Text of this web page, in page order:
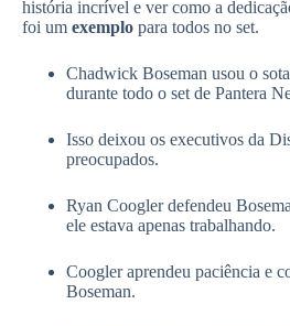
história incrível e ver como a
foi um exemplo para todos no set.
Chadwick Boseman usou o
durante todo o set de Pantera
Isso deixou os executivos da
preocupados.
Ryan Coogler defendeu
ele estava apenas trabalhando.
Coogler aprendeu paciência e
Boseman.